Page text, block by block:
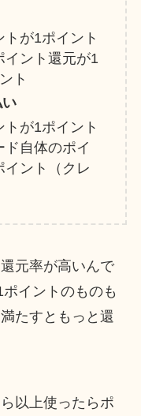
が1ポイント
イント還元が1
ト
が1ポイント
ド自体のポイ
イント（クレ
元率が高いんで
イントのものも
たすともっと還
以上使ったらポ